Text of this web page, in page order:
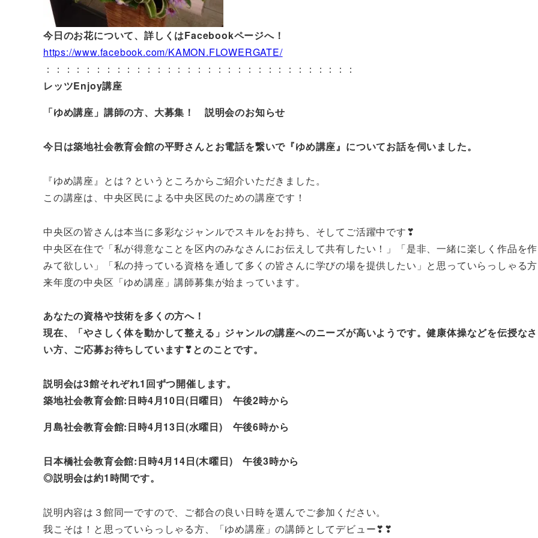
今日のお花について、詳しくはFacebookページへ！
https://www.facebook.com/KAMON.FLOWERGATE/
：：：：：：：：：：：：：：：：：：：：：：：：：：：：：：：
レッツEnjoy講座
「ゆめ講座」講師の方、大募集！ 説明会のお知らせ
今日は築地社会教育会館の平野さんとお電話を繋いで『ゆめ講座』についてお話を伺いました。
『ゆめ講座』とは？というところからご紹介いただきました。
この講座は、中央区民による中央区民のための講座です！
中央区の皆さんは本当に多彩なジャンルでスキルをお持ち、そしてご活躍中です❣
中央区在住で「私が得意なことを区内のみなさんにお伝えして共有したい！」「是非、一緒に楽しく作品を
みて欲しい」「私の持っている資格を通して多くの皆さんに学びの場を提供したい」と思っていらっしゃる
来年度の中央区「ゆめ講座」講師募集が始まっています。
あなたの資格や技術を多くの方へ！
現在、「やさしく体を動かして整える」ジャンルの講座へのニーズが高いようです。健康体操などを伝授な
い方、ご応募お待ちしています❣とのことです。
説明会は3館それぞれ1回ずつ開催します。
築地社会教育会館:日時4月10日(日曜日) 午後2時から
月島社会教育会館:日時4月13日(水曜日) 午後6時から
日本橋社会教育会館:日時4月14日(木曜日) 午後3時から
◎説明会は約1時間です。
説明内容は３館同一ですので、ご都合の良い日時を選んでご参加ください。
我こそは！と思っていらっしゃる方、「ゆめ講座」の講師としてデビュー❣❣